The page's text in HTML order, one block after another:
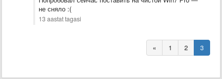
не сняло :(
13 aastat tagasi
« 1 2 3